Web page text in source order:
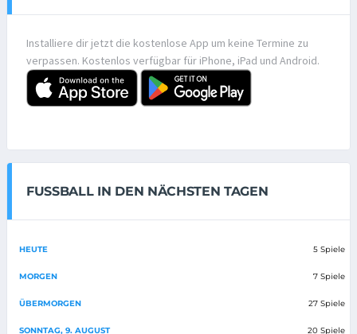
Installiere dir jetzt die kostenlose App um keine Termine zu
verpassen. Kostenlos verfügbar für iPhone, iPad und Android.
FUSSBALL IN DEN NÄCHSTEN TAGEN
HEUTE 5 Spiele
MORGEN 7 Spiele
ÜBERMORGEN 27 Spiele
SONNTAG, 9. AUGUST 20 Spiele